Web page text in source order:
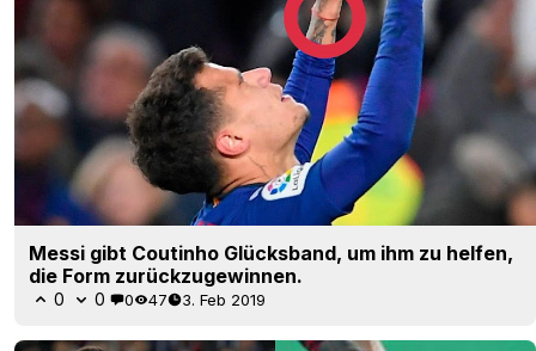
Messi gibt Coutinho Glücksband, um ihm zu helfen,
die Form zurückzugewinnen.
0 0 0 47 3. Feb 2019